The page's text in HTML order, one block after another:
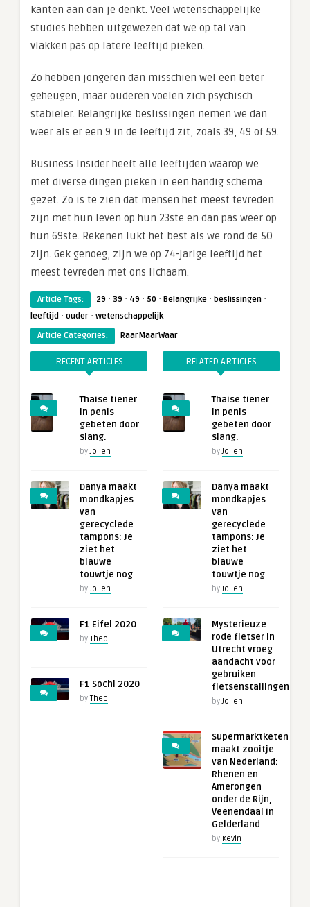
kanten aan dan je denkt. Veel wetenschappelijke
studies hebben uitgewezen dat we op tal van
vlakken pas op latere leeftijd pieken.
Zo hebben jongeren dan misschien wel een beter
geheugen, maar ouderen voelen zich psychisch
stabieler. Belangrijke beslissingen nemen we dan
weer als er een 9 in de leeftijd zit, zoals 39, 49 of 59.
Business Insider heeft alle leeftijden waarop we
met diverse dingen pieken in een handig schema
gezet. Zo is te zien dat mensen het meest tevreden
zijn met hun leven op hun 23ste en dan pas weer op
hun 69ste. Rekenen lukt het best als we rond de 50
zijn. Gek genoeg, zijn we op 74-jarige leeftijd het
meest tevreden met ons lichaam.
Article Tags: 29 · 39 · 49 · 50 · Belangrijke · beslissingen ·
leeftijd · ouder · wetenschappelijk
Article Categories:
RaarMaarWaar
RECENT ARTICLES
Thaise tiener
in penis
gebeten door
slang.
byJolien
Danya maakt
mondkapjes
van
gerecyclede
tampons: Je
ziet het
blauwe
touwtje nog
byJolien
F1 Eifel 2020
by Theo
F1 Sochi 2020
by Theo
RELATED ARTICLES
Thaise tiener
in penis
gebeten door
slang.
byJolien
Danya maakt
mondkapjes
van
gerecyclede
tampons: Je
ziet het
blauwe
touwtje nog
byJolien
Mysterieuze
rode fietser in
Utrecht vroeg
aandacht voor
gebruiken
fietsenstallingen
byJolien
Supermarktketen
maakt zooitje
van Nederland:
Rhenen en
Amerongen
onder de Rijn,
Veenendaal in
Gelderland
by Kevin